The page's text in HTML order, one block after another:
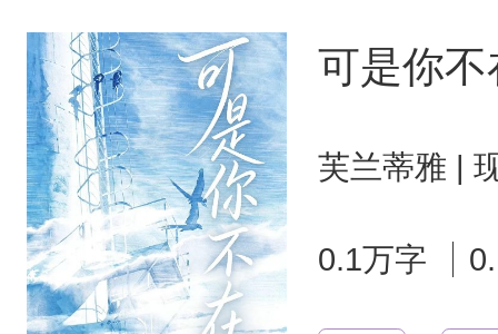
可是你不
芙兰蒂雅 |
0.1万字